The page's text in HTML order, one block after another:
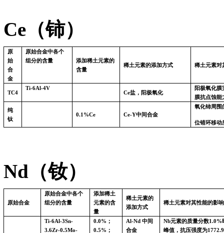
Ce（铈）
原
始
合
金
原始合金中各个
组分的含量
添加稀土元素的
含量
稀土元素的添加方式 稀土元素对
TC4
Ti-6Al-4V
Ce盐，阳极氧化
阳极氧化
膜抗点蚀能
纯
钛
0.1%Ce Ce-Y中间合金
氧化铈周围
位错环移动
Nd（钕）
原始合金
原始合金中各个
组分的含量
添加稀土
元素的含
量
稀土元素的
添加方式
稀土元素对其性能的影响
Ti-6Al-3Sn-
3.6Zr-0.5Mo-
0.0% ；
0.5% ；
Al-Nd 中间
合金
Nb元素的质量分数1.0%
峰值，抗压强度为